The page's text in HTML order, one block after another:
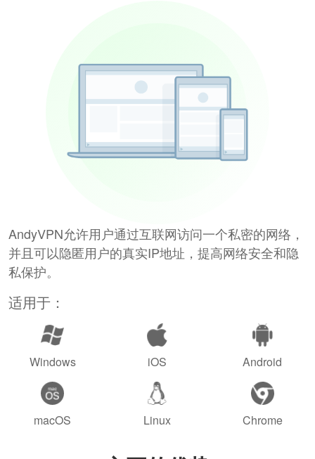
AndyVPN允许用户通过互联网访问一个私密的网络，
并且可以隐匿用户的真实IP地址，提高网络安全和隐
私保护。
适用于：
Windows iOS Android
macOS Linux Chrome